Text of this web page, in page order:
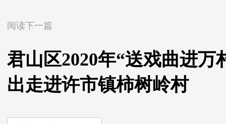
阅读下一篇
君山区2020年“送戏曲进
出走进许市镇柿树岭村